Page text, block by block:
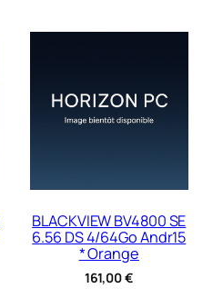
BLACKVIEW BV4800 SE
6.56 DS 4/64Go Andr15
* Orange
161,00€